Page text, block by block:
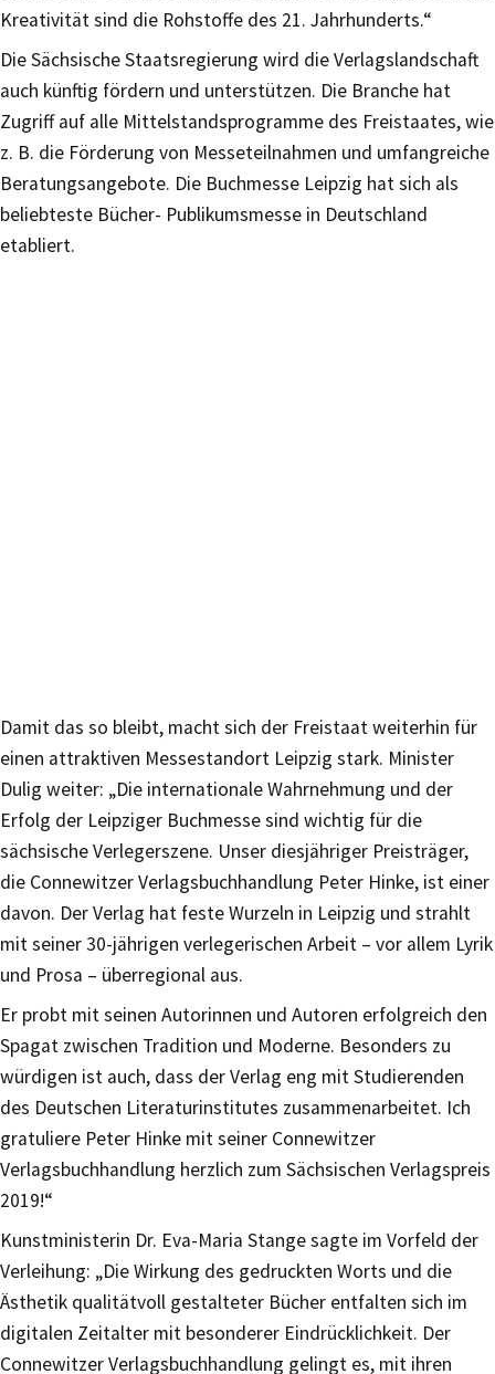
Kreativität sind die Rohstoffe des 21. Jahrhunderts.“
Die Sächsische Staatsregierung wird die Verlagslandschaft
auch künftig fördern und unterstützen. Die Branche hat
Zugriff auf alle Mittelstandsprogramme des Freistaates, wie
z. B. die Förderung von Messeteilnahmen und umfangreiche
Beratungsangebote. Die Buchmesse Leipzig hat sich als
beliebteste Bücher- Publikumsmesse in Deutschland
etabliert.
Damit das so bleibt, macht sich der Freistaat weiterhin für
einen attraktiven Messestandort Leipzig stark. Minister
Dulig weiter: „Die internationale Wahrnehmung und der
Erfolg der Leipziger Buchmesse sind wichtig für die
sächsische Verlegerszene. Unser diesjähriger Preisträger,
die Connewitzer Verlagsbuchhandlung Peter Hinke, ist einer
davon. Der Verlag hat feste Wurzeln in Leipzig und strahlt
mit seiner 30-jährigen verlegerischen Arbeit – vor allem Lyrik
und Prosa – überregional aus.
Er probt mit seinen Autorinnen und Autoren erfolgreich den
Spagat zwischen Tradition und Moderne. Besonders zu
würdigen ist auch, dass der Verlag eng mit Studierenden
des Deutschen Literaturinstitutes zusammenarbeitet. Ich
gratuliere Peter Hinke mit seiner Connewitzer
Verlagsbuchhandlung herzlich zum Sächsischen Verlagspreis
2019!“
Kunstministerin Dr. Eva-Maria Stange sagte im Vorfeld der
Verleihung: „Die Wirkung des gedruckten Worts und die
Ästhetik qualitätvoll gestalteter Bücher entfalten sich im
digitalen Zeitalter mit besonderer Eindrücklichkeit. Der
Connewitzer Verlagsbuchhandlung gelingt es, mit ihren